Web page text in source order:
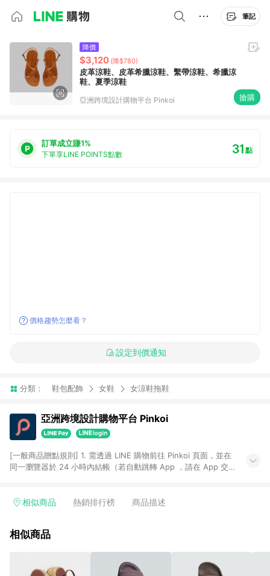
筆記
降價
$3,120 (降$780)
皮革涼鞋、皮革希臘涼鞋、繫帶涼鞋、希臘涼
鞋、夏季涼鞋
亞洲跨境設計購物平台 Pinkoi 搶購
訂單成立賺1%
下單享LINE POINTS點數 31點
價格趨勢怎麼看？
設定到價通知
分類： 鞋包配飾 女鞋 女涼鞋拖鞋
亞洲跨境設計購物平台 Pinkoi
[一般商品贈點規則] 1. 需透過 LINE 購物前往 Pinkoi 頁面，並在
同一瀏覽器於 24 小時內結帳（若自動跳轉 App ，請在 App 交
回饋訂單不得享有 Pinkoi 站方優惠，例如首購優惠，P coins，
行為，不具贈點資格，部分退款不在此限。 6. APP 請更新至
運費，攤位費等不具贈點資格。 9. LINE 購物站上之商品規格、
相似商品 熱銷排行榜 商品描述
相似商品